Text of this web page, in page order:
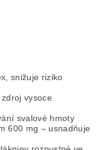
snižuje riziko
vysoce
svalové hmoty
600 mg – usnadňuje